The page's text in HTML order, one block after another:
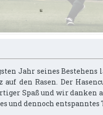
Jahr seines Bestehens
den Rasen. Der
Spaß und wir danken
und dennoch entspanntes